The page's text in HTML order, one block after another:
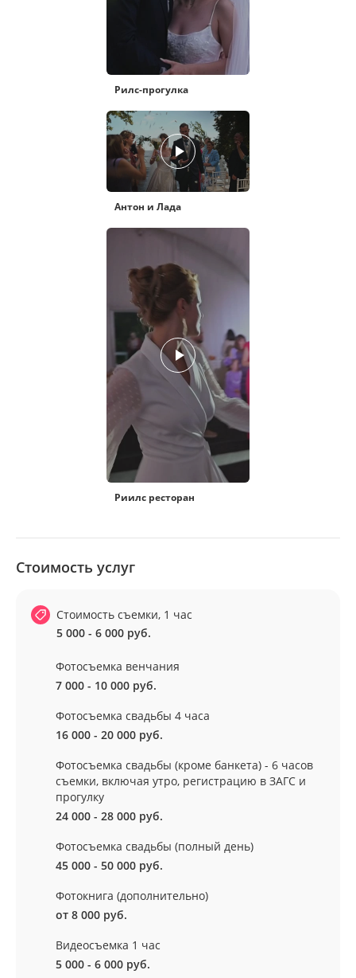
Рилс-прогулка
Антон и Лада
Риилс ресторан
Стоимость услуг
Стоимость съемки, 1 час
5 000 - 6 000 руб.
Фотосъемка венчания
7 000 - 10 000 руб.
Фотосъемка свадьбы 4 часа
16 000 - 20 000 руб.
Фотосъемка свадьбы (кроме банкета) - 6 часов
съемки, включая утро, регистрацию в ЗАГС и
прогулку
24 000 - 28 000 руб.
Фотосъемка свадьбы (полный день)
45 000 - 50 000 руб.
Фотокнига (дополнительно)
от 8 000 руб.
Видеосъемка 1 час
5 000 - 6 000 руб.